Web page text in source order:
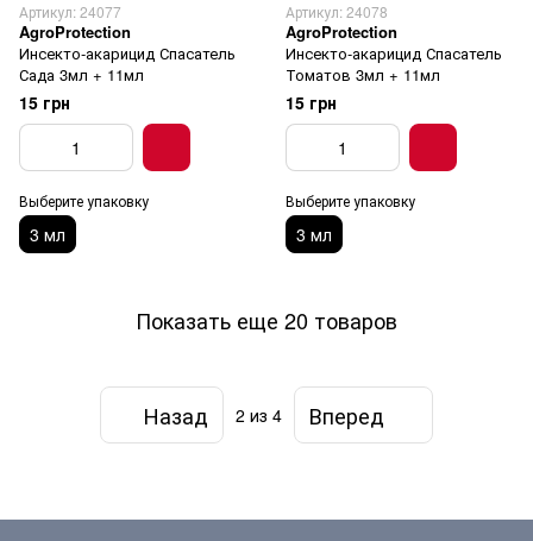
Артикул: 24077
AgroProtection
Инсекто-акарицид Спасатель
Сада 3мл + 11мл
15 грн
Выберите упаковку
3 мл
Артикул: 24078
AgroProtection
Инсекто-акарицид Спасатель
Томатов 3мл + 11мл
15 грн
Выберите упаковку
3 мл
Показать еще 20 товаров
Назад 2 из 4 Вперед